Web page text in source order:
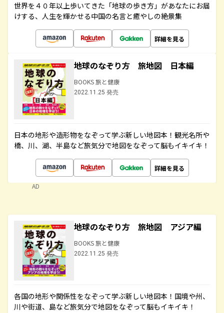
世界を４０年以上歩いてきた「地球の歩き方」があなたにお届
けする、人生を輝かせる中国の名言と癒やしの絶景集
詳細を見る
地球のなぞり方 旅地図 日本編
BOOKS 旅と健康
2022.11.25 発売
日本の地形や造形物をなぞって学ぶ新しい地図本！観光名所や
橋、川、湖、半島など旅気分で地図をなぞって脳もイキイキ！
詳細を見る
AD
地球のなぞり方 旅地図 アジア編
BOOKS 旅と健康
2022.11.25 発売
各国の地形や関係性をなぞって学ぶ新しい地図本！国境や州、
川や街道、島など旅気分で地図をなぞって脳もイキイキ！